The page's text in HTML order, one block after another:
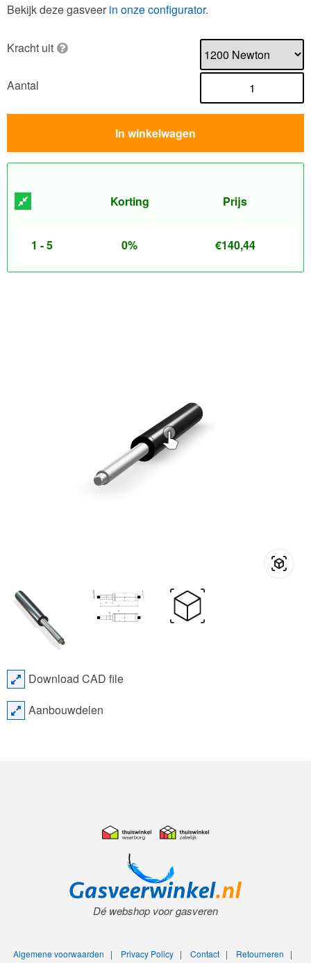
Bekijk deze gasveer in onze configurator.
Kracht uit
Aantal
In winkelwagen
Korting Prijs
1 - 5 0% €140,44
Download CAD file
Aanbouwdelen
Dé webshop voor gasveren
Algemene voorwaarden | Privacy Policy| Contact| Retourneren |